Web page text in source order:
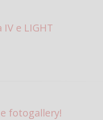
e LIGHT
fotogallery!